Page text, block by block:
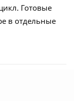
Готовые
в отдельные